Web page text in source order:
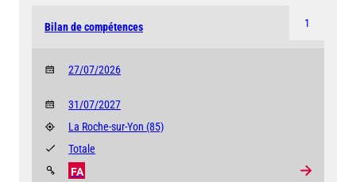
1
Bilan de compétences
27/07/2026
31/07/2027
La Roche-sur-Yon (85)
FA
Totale